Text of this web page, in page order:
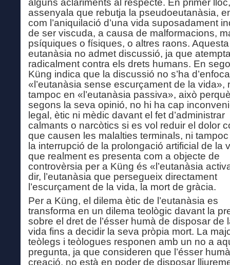
alguns aclariments a respecte. En primer lloc,
assenyala que rebutja la pseudoeutanàsia,
com l’aniquilació d’una vida suposadament
de ser viscuda, a causa de malformacions,
psíquiques o físiques, o altres raons.
eutanàsia no admet discussió, ja que
radicalment contra els drets humans. En
Küng indica que la discussió no s’ha
«l’eutanàsia sense escurçament de la vida»,
tampoc en «l’eutanàsia passiva», això
segons la seva opinió, no hi ha cap
legal, ètic ni mèdic davant el fet d’administrar
calmants o narcòtics si es vol reduir el dolor
que causen les malalties terminals, ni
la interrupció de la prolongació artificial de la
que realment es presenta com a objecte de
controvèrsia per a Küng és «l’eutanàsia
dir, l’eutanàsia que persegueix directament
l’escurçament de la vida, la mort de gràcia.
Per a Küng, el dilema ètic de l’eutanàsia es
transforma en un dilema teològic davant la
sobre el dret de l’ésser humà de disposar de
vida fins a decidir la seva pròpia mort. La
teòlegs i teòlogues responen amb un no a
pregunta, ja que consideren que l’ésser
creació, no està en poder de disposar